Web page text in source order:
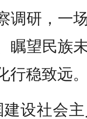
调研，一
瞩望民族
行稳致远。
建设社会